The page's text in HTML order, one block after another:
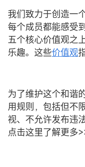
我们致力于创造一
每个成员都能感受
五个核心价值观之
乐趣。这些价值观
为了维护这个和谐
用规则，包括但不
视、不允许发布违
点击这里了解更多